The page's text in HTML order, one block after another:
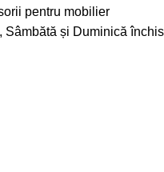
pentru mobilier
Sâmbătă și Duminică închis